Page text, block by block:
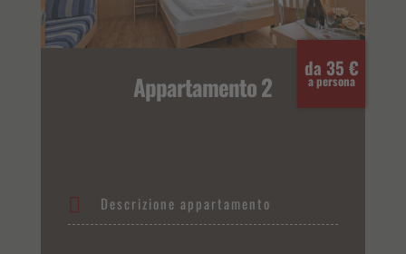
da 35 €
a persona
Appartamento 2
Descrizione appartamento